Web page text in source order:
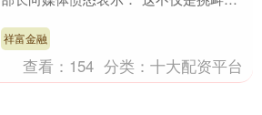
期，加拿大空军....
祥富金融
查看： 154 分类：十大配资平台